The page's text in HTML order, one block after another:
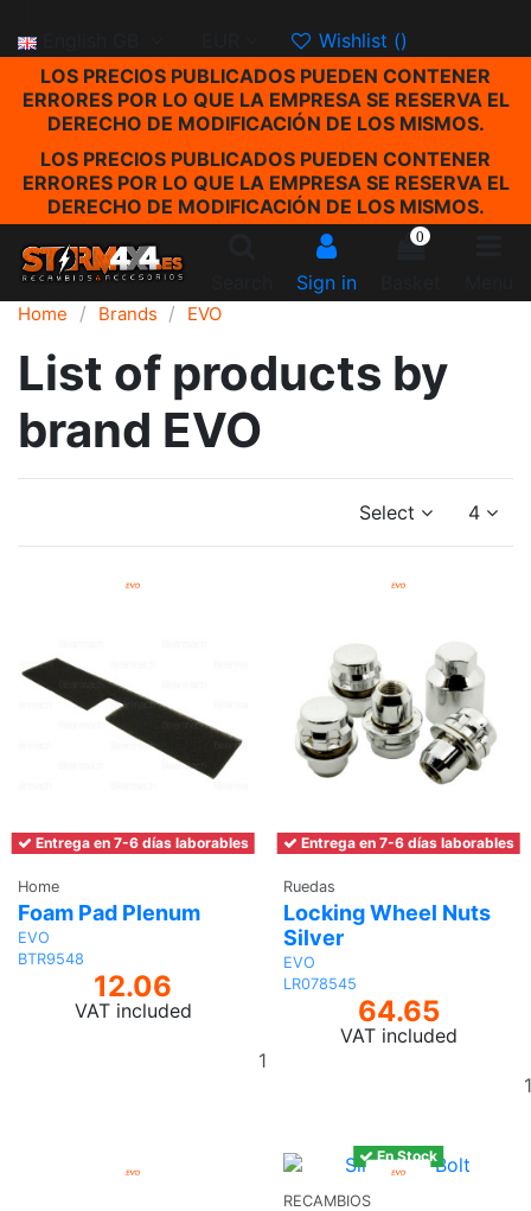
Wishlist ()
LOS PRECIOS PUBLICADOS PUEDEN CONTENER
ERRORES POR LO QUE LA EMPRESA SE RESERVA EL
DERECHO DE MODIFICACIÓN DE LOS MISMOS.
LOS PRECIOS PUBLICADOS PUEDEN CONTENER
ERRORES POR LO QUE LA EMPRESA SE RESERVA EL
DERECHO DE MODIFICACIÓN DE LOS MISMOS.
Sign in
0
Home Brands EVO
List of products by
brand EVO
Select 4
Entrega en 7-6 días laborables
Home
Foam Pad Plenum
EVO
BTR9548
12.06
VAT included
Add
Entrega en 7-6 días laborables
Ruedas
Locking Wheel Nuts
Silver
EVO
LR078545
64.65
VAT included
En Stock
RECAMBIOS